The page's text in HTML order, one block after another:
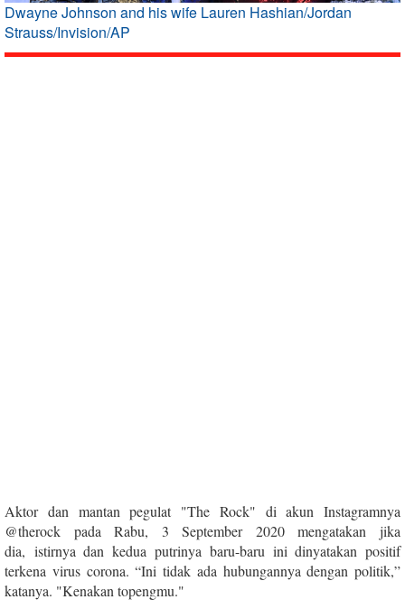
Dwayne Johnson and his wife Lauren Hashian/Jordan
Strauss/Invision/AP
Aktor dan mantan pegulat "The Rock" di akun Instagramnya
@therock pada Rabu, 3 September 2020 mengatakan jika
dia, istirnya dan kedua putrinya baru-baru ini dinyatakan positif
terkena virus corona. “Ini tidak ada hubungannya dengan politik,”
katanya. "Kenakan topengmu."